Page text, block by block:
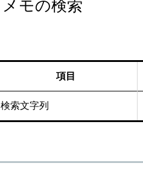
メモの検索
項目
検索文字列